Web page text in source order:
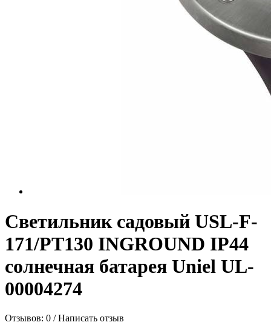
Светильник садовый USL-F-
171/PT130 INGROUND IP44
солнечная батарея Uniel UL-
00004274
Отзывов: 0 /Написать отзыв